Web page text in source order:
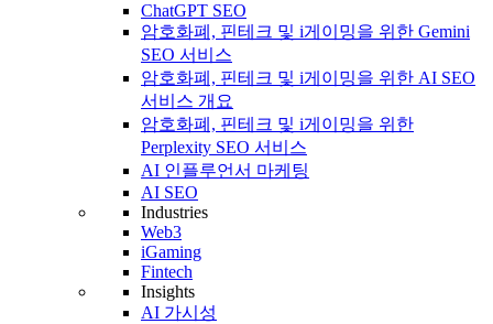
ChatGPT SEO
암호화폐, 핀테크 및 i게이밍을 위한 Gemini
SEO 서비스
암호화폐, 핀테크 및 i게이밍을 위한 AI SEO
서비스 개요
암호화폐, 핀테크 및 i게이밍을 위한
Perplexity SEO 서비스
AI 인플루언서 마케팅
AI SEO
Industries
Web3
iGaming
Fintech
Insights
AI 가시성